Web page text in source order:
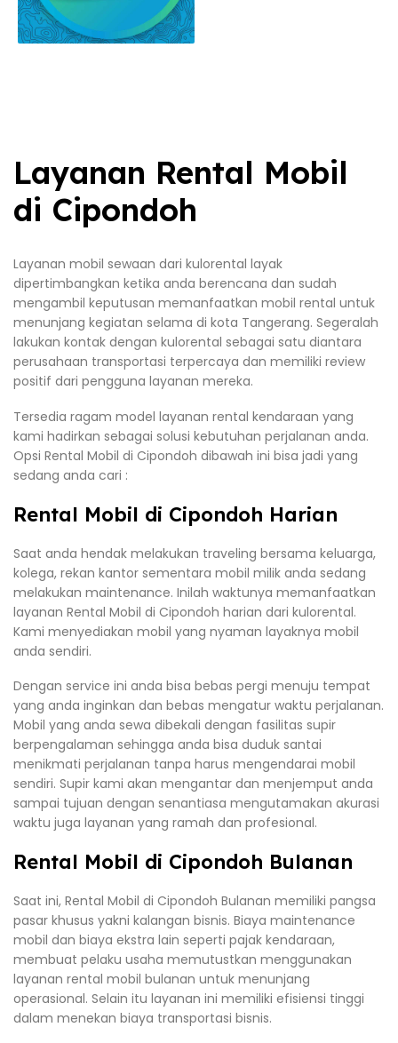
Layanan Rental Mobil
di Cipondoh
Layanan mobil sewaan dari kulorental layak
dipertimbangkan ketika anda berencana dan sudah
mengambil keputusan memanfaatkan mobil rental untuk
menunjang kegiatan selama di kota Tangerang. Segeralah
lakukan kontak dengan kulorental sebagai satu diantara
perusahaan transportasi terpercaya dan memiliki review
positif dari pengguna layanan mereka.
Tersedia ragam model layanan rental kendaraan yang
kami hadirkan sebagai solusi kebutuhan perjalanan anda.
Opsi Rental Mobil di Cipondoh dibawah ini bisa jadi yang
sedang anda cari :
Rental Mobil di Cipondoh Harian
Saat anda hendak melakukan traveling bersama keluarga,
kolega, rekan kantor sementara mobil milik anda sedang
melakukan maintenance. Inilah waktunya memanfaatkan
layanan Rental Mobil di Cipondoh harian dari kulorental.
Kami menyediakan mobil yang nyaman layaknya mobil
anda sendiri.
Dengan service ini anda bisa bebas pergi menuju tempat
yang anda inginkan dan bebas mengatur waktu perjalanan.
Mobil yang anda sewa dibekali dengan fasilitas supir
berpengalaman sehingga anda bisa duduk santai
menikmati perjalanan tanpa harus mengendarai mobil
sendiri. Supir kami akan mengantar dan menjemput anda
sampai tujuan dengan senantiasa mengutamakan akurasi
waktu juga layanan yang ramah dan profesional.
Rental Mobil di Cipondoh Bulanan
Saat ini, Rental Mobil di Cipondoh Bulanan memiliki pangsa
pasar khusus yakni kalangan bisnis. Biaya maintenance
mobil dan biaya ekstra lain seperti pajak kendaraan,
membuat pelaku usaha memutustkan menggunakan
layanan rental mobil bulanan untuk menunjang
operasional. Selain itu layanan ini memiliki efisiensi tinggi
dalam menekan biaya transportasi bisnis.